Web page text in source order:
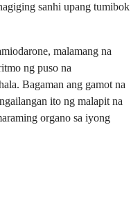
sanhi upang tumibok
malamang na
ng puso na
Bagaman ang gamot na
ito ng malapit na
organo sa iyong